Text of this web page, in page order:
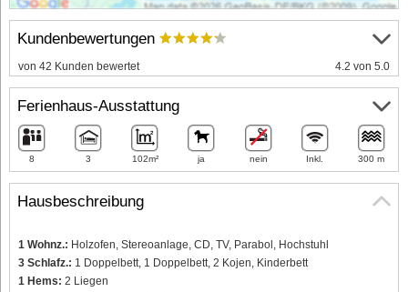
Hausbeschreibung
1 Wohnz.: Holzofen, Stereoanlage, CD, TV, Parabol, Hochstuhl
3 Schlafz.: 1 Doppelbett, 1 Doppelbett, 2 Kojen, Kinderbett
1 Hems: 2 Liegen
Kundenbewertungen
von 42 Kunden bewertet 4.2 von 5.0
Ferienhaus-Ausstattung
8 3 102m² ja nein Inkl. 300 m